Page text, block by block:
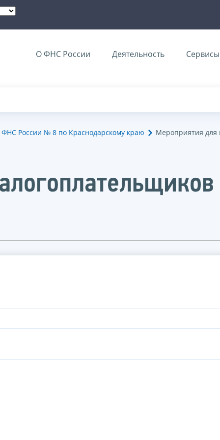
О ФНС России Деятельность Сервисы
России № 8 по Краснодарскому краю Мероприятия для